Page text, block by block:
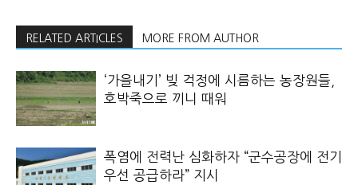
RELATED ARTICLES MORE FROM AUTHOR
‘가을내기’ 빚 걱정에 시름하는 농장원들,
호박죽으로 끼니 때워
폭염에 전력난 심화하자 “군수공장에 전기
우선 공급하라” 지시